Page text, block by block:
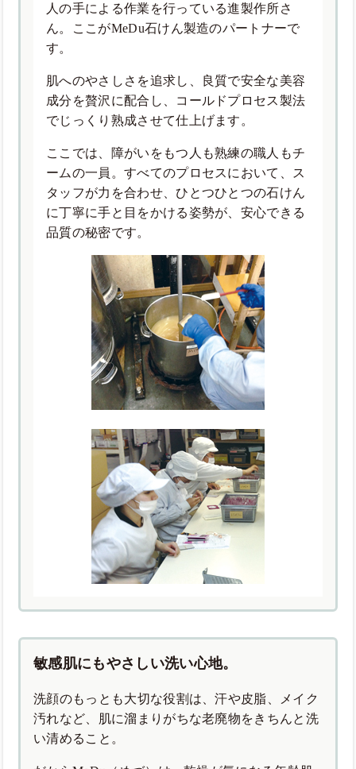
人の手による作業を行っている進製作所さ
ん。ここがMeDu石けん製造のパートナーで
す。
肌へのやさしさを追求し、良質で安全な美容
成分を贅沢に配合し、コールドプロセス製法
でじっくり熟成させて仕上げます。
ここでは、障がいをもつ人も熟練の職人もチ
ームの一員。すべてのプロセスにおいて、ス
タッフが力を合わせ、ひとつひとつの石けん
に丁寧に手と目をかける姿勢が、安心できる
品質の秘密です。
敏感肌にもやさしい洗い心地。
洗顔のもっとも大切な役割は、汗や皮脂、メイク
汚れなど、肌に溜まりがちな老廃物をきちんと洗
い清めること。